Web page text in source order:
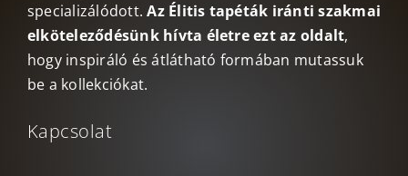
specializálódott.Az Élitis tapéták iránti szakmai
elköteleződésünk hívta életre ezt az oldalt,
hogy inspiráló és átlátható formában mutassuk
be a kollekciókat.
Kapcsolat